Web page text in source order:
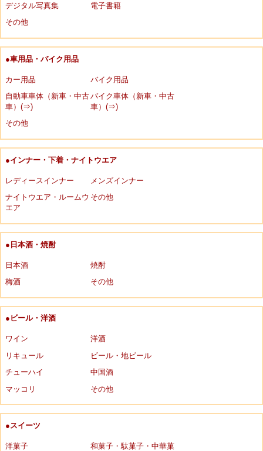
デジタル写真集
電子書籍
その他
●車用品・バイク用品
カー用品
バイク用品
自動車車体（新車・中古
車）(⇒)
バイク車体（新車・中古
車）(⇒)
その他
●インナー・下着・ナイトウエア
レディースインナー
メンズインナー
ナイトウエア・ルームウ
エア
その他
●日本酒・焼酎
日本酒
焼酎
梅酒
その他
●ビール・洋酒
ワイン
洋酒
リキュール
ビール・地ビール
チューハイ
中国酒
マッコリ
その他
●スイーツ
洋菓子
和菓子・駄菓子・中華菓